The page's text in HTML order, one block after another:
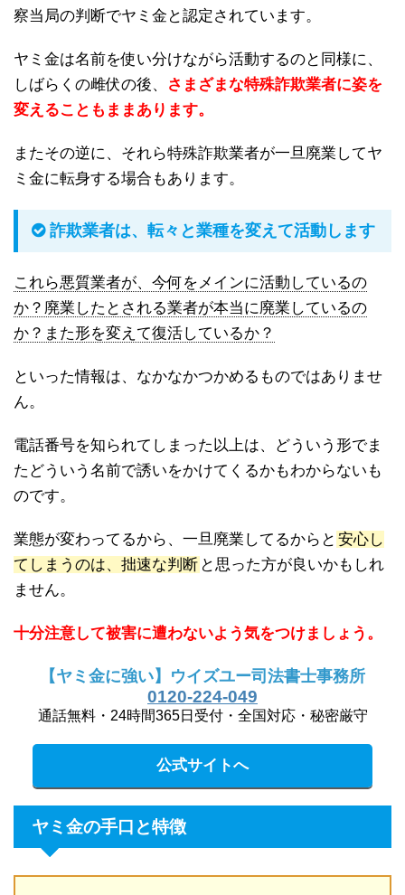
察当局の判断でヤミ金と認定されています。
ヤミ金は名前を使い分けながら活動するのと同様に、
しばらくの雌伏の後、
さまざまな特殊詐欺業者に姿を
変えることもままあります。
またその逆に、それら特殊詐欺業者が一旦廃業してヤ
ミ金に転身する場合もあります。
詐欺業者は、転々と業種を変えて活動します
これら悪質業者が、今何をメインに活動しているの
か？廃業したとされる業者が本当に廃業しているの
か？また形を変えて復活しているか？
といった情報は、なかなかつかめるものではありませ
ん。
電話番号を知られてしまった以上は、どういう形でま
たどういう名前で誘いをかけてくるかもわからないも
のです。
業態が変わってるから、一旦廃業してるからと 安心し
てしまうのは、拙速な判断 と思った方が良いかもしれ
ません。
十分注意して被害に遭わないよう気をつけましょう。
【ヤミ金に強い】ウイズユー司法書士事務所
0120-224-049
通話無料・24時間365日受付・全国対応・秘密厳守
公式サイトへ
ヤミ金の手口と特徴